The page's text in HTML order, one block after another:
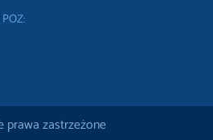
prawa zastrzeżone